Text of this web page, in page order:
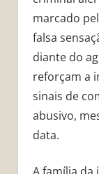
marcado
falsa
diante do
reforçam a
sinais de
abusivo,
data.